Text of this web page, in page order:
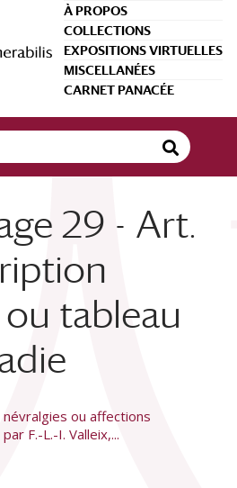
À PROPOS
COLLECTIONS
EXPOSITIONS VIRTUELLES
MISCELLANÉES
CARNET PANACÉE
29 - Art.
tableau
ou affections
F.-L.-I. Valleix,...